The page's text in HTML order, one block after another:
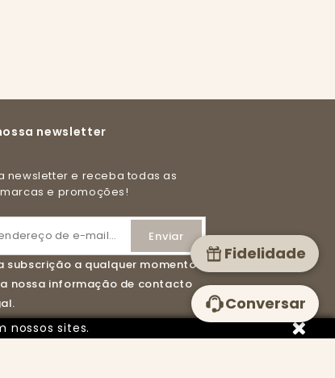
newsletter
e promoções!
subscrição a qualquer momento.
nossa informação de contacto
nossos sites.
Conversar
Fidelidade